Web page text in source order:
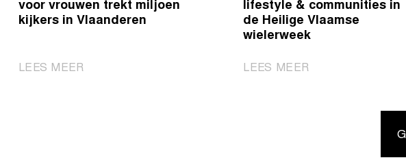
voor vrouwen trekt miljoen
kijkers in Vlaanderen
LEES MEER|
lifestyle & communities in
de Heilige Vlaamse
wielerweek
LEES MEER|